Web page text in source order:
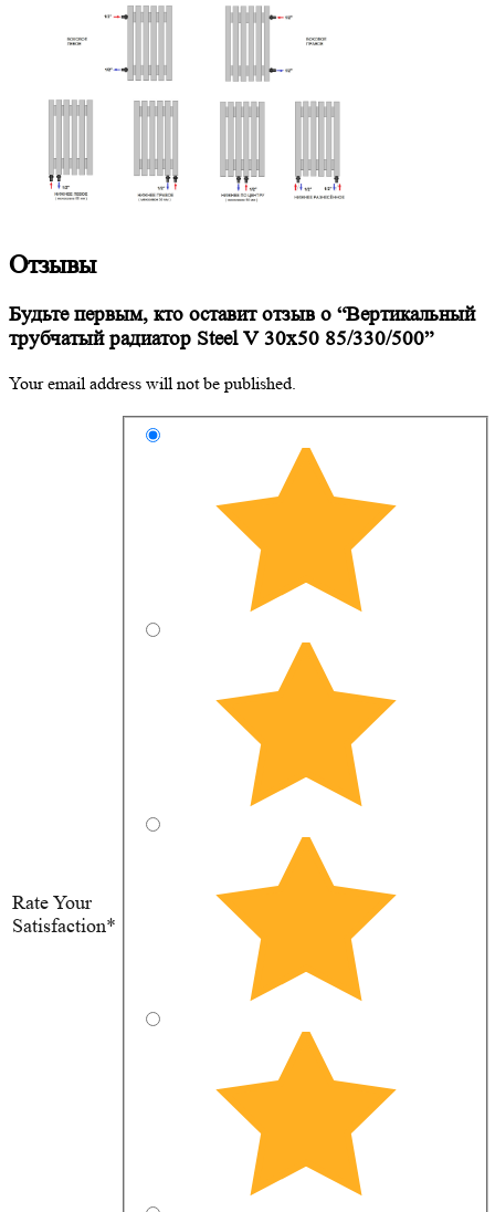
Отзывы
Будьте первым, кто оставит отзыв о “Вертикальный
трубчатый радиатор Steel V 30х50 85/330/500”
Your email address will not be published.
Rate Your
Satisfaction*